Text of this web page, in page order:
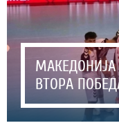
МАКЕДОНИЈА
ВТОРА